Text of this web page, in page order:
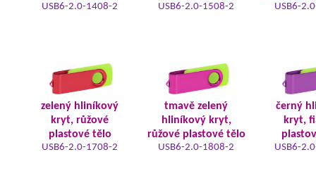
USB6-2.0-1408-2 USB6-2.0-1508-2 USB6-
zelený hliníkový
kryt, růžové
plastové tělo
USB6-2.0-1708-2
tmavě zelený
hliníkový kryt,
růžové plastové tělo
USB6-2.0-1808-2
černý
kryt,
USB6-